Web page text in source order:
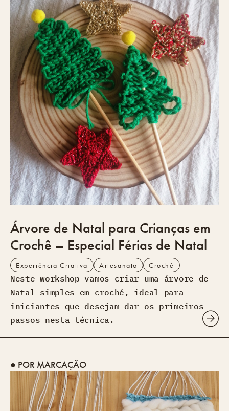
Árvore de Natal para Crianças em
Crochê – Especial Férias de Natal
Experiência Criativa Artesanato Crochê
Neste workshop vamos criar uma árvore de
Natal simples em croché, ideal para
iniciantes que desejam dar os primeiros
passos nesta técnica.
● POR MARCAÇÃO